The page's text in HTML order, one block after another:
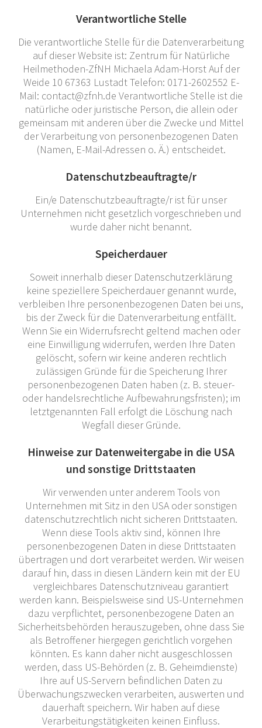
Verantwortliche Stelle
Die verantwortliche Stelle für die Datenverarbeitung
auf dieser Website ist: Zentrum für Natürliche
Heilmethoden-ZfNH Michaela Adam-Horst Auf der
Weide 10 67363 Lustadt Telefon: 0171-2602552 E-
Mail: contact@zfnh.de Verantwortliche Stelle ist die
natürliche oder juristische Person, die allein oder
gemeinsam mit anderen über die Zwecke und Mittel
der Verarbeitung von personenbezogenen Daten
(Namen, E-Mail-Adressen o. Ä.) entscheidet.
Datenschutzbeauftragte/r
Ein/e Datenschutzbeauftragte/r ist für unser
Unternehmen nicht gesetzlich vorgeschrieben und
wurde daher nicht benannt.
Speicherdauer
Soweit innerhalb dieser Datenschutzerklärung
keine speziellere Speicherdauer genannt wurde,
verbleiben Ihre personenbezogenen Daten bei uns,
bis der Zweck für die Datenverarbeitung entfällt.
Wenn Sie ein Widerrufsrecht geltend machen oder
eine Einwilligung widerrufen, werden Ihre Daten
gelöscht, sofern wir keine anderen rechtlich
zulässigen Gründe für die Speicherung Ihrer
personenbezogenen Daten haben (z. B. steuer-
oder handelsrechtliche Aufbewahrungsfristen); im
letztgenannten Fall erfolgt die Löschung nach
Wegfall dieser Gründe.
Hinweise zur Datenweitergabe in die USA
und sonstige Drittstaaten
Wir verwenden unter anderem Tools von
Unternehmen mit Sitz in den USA oder sonstigen
datenschutzrechtlich nicht sicheren Drittstaaten.
Wenn diese Tools aktiv sind, können Ihre
personenbezogenen Daten in diese Drittstaaten
übertragen und dort verarbeitet werden. Wir weisen
darauf hin, dass in diesen Ländern kein mit der EU
vergleichbares Datenschutzniveau garantiert
werden kann. Beispielsweise sind US-Unternehmen
dazu verpflichtet, personenbezogene Daten an
Sicherheitsbehörden herauszugeben, ohne dass Sie
als Betroffener hiergegen gerichtlich vorgehen
könnten. Es kann daher nicht ausgeschlossen
werden, dass US-Behörden (z. B. Geheimdienste)
Ihre auf US-Servern befindlichen Daten zu
Überwachungszwecken verarbeiten, auswerten und
dauerhaft speichern. Wir haben auf diese
Verarbeitungstätigkeiten keinen Einfluss.